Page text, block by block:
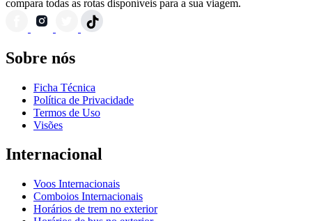
compara todas as rotas disponíveis para a sua viagem.
Sobre nós
Ficha Técnica
Política de Privacidade
Termos de Uso
Visões
Internacional
Voos Internacionais
Comboios Internacionais
Horários de trem no exterior